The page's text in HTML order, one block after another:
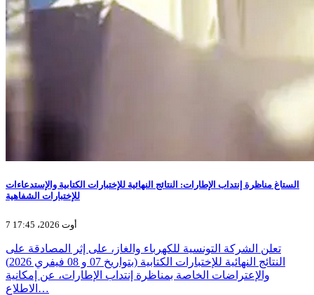
الستاغ مناظرة إنتداب الإطارات: النتائج النهائية للإختبارات الكتابية والإستدعاءات
للإختبارات الشفاهية
7 أوت 2026، 17:45
تعلن الشركة التونسية للكهرباء والغاز، على إثر المصادقة على
النتائج النهائية للإختبارات الكتابية (بتواريخ 07 و 08 فيفري 2026)
والإعتراضات الخاصة بمناظرة إنتداب الإطارات، عن إمكانية
الاطلاع…